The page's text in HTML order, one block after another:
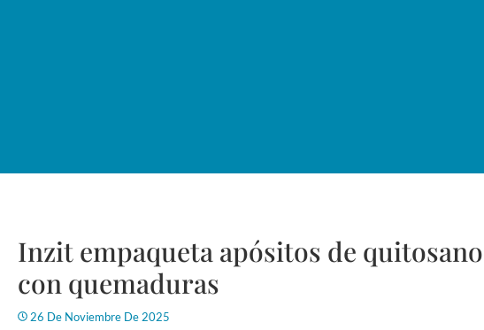
Inzit empaqueta apósitos de
con quemaduras
26 De Noviembre De 2025